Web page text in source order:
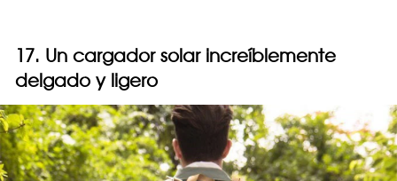
17. Un cargador solar increíblemente
delgado y ligero